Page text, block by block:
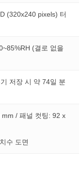
(320x240 pixels) 터
(결로 없을
저장 시 약 74일 분
/ 패널 컷팅: 92 x